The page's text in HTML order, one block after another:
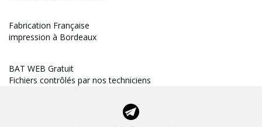
Fabrication Française
impression à Bordeaux
BAT WEB Gratuit
Fichiers contrôlés par nos techniciens